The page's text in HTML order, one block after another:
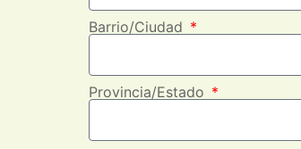
Barrio/Ciudad
Provincia/Estado